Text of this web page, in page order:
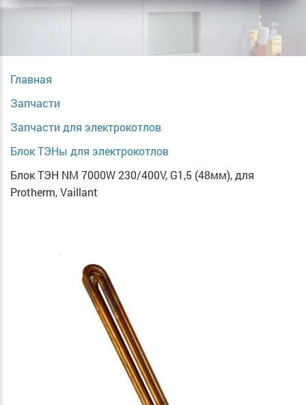
Главная
Запчасти
Запчасти для электрокотлов
Блок ТЭНы для электрокотлов
Блок ТЭН NM 7000W 230/400V, G1,5 (48мм), для
Protherm, Vaillant